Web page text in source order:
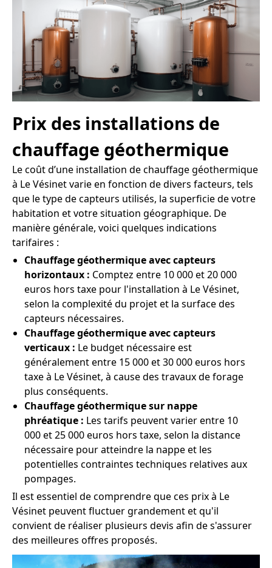
Prix des installations de
chauffage géothermique
Le coût d’une installation de chauffage géothermique
à Le Vésinet varie en fonction de divers facteurs, tels
que le type de capteurs utilisés, la superficie de votre
habitation et votre situation géographique. De
manière générale, voici quelques indications
tarifaires :
Chauffage géothermique avec capteurs
horizontaux : Comptez entre 10 000 et 20 000
euros hors taxe pour l'installation à Le Vésinet,
selon la complexité du projet et la surface des
capteurs nécessaires.
Chauffage géothermique avec capteurs
verticaux : Le budget nécessaire est
généralement entre 15 000 et 30 000 euros hors
taxe à Le Vésinet, à cause des travaux de forage
plus conséquents.
Chauffage géothermique sur nappe
phréatique : Les tarifs peuvent varier entre 10
000 et 25 000 euros hors taxe, selon la distance
nécessaire pour atteindre la nappe et les
potentielles contraintes techniques relatives aux
pompages.
Il est essentiel de comprendre que ces prix à Le
Vésinet peuvent fluctuer grandement et qu'il
convient de réaliser plusieurs devis afin de s'assurer
des meilleures offres proposés.